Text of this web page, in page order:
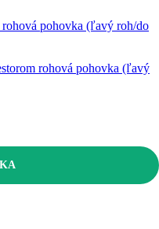
rohová pohovka (ľavý roh/do
rohová pohovka (ľavý